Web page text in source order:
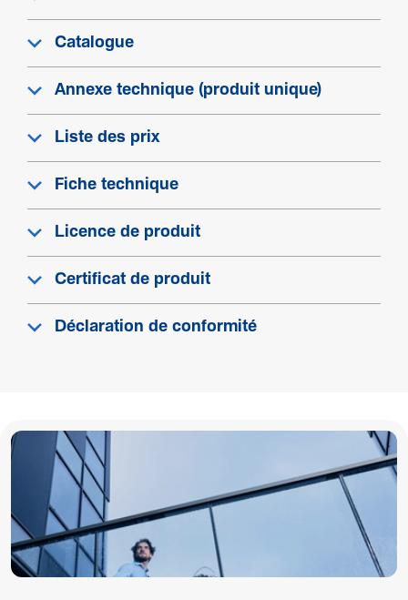
Type de montage
Installation, montage
Montage sur
Platine de fixation
Courant élec­trique
Résiste aux courants de fuite
Oui
Catalogue
Annexe technique (produit unique)
Liste des prix
Fiche technique
Licence de produit
Certificat de produit
Déclaration de conformité